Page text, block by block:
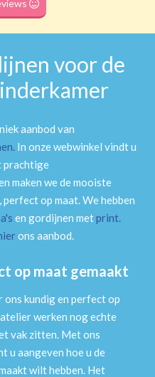
voor de
aanbod van
. In onze webwinkel vindt u
prachtige
maken we de mooiste
op maat. We hebben
en gordijnen metprint.
ons aanbod.
op maat gemaakt
kundig en perfect op
werken nog echte
vak zitten. Met ons
u aangeven hoe u de
wilt hebben. Het